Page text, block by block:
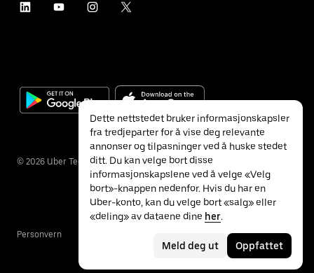
© 2026 Uber Technologies Inc.
Personvern
Dette nettstedet bruker informasjonskapsler
fra tredjeparter for å vise deg relevante
annonser og tilpasninger ved å huske stedet
ditt. Du kan velge bort disse
informasjonskapslene ved å velge «Velg
bort»-knappen nedenfor. Hvis du har en
Uber-konto, kan du velge bort «salg» eller
«deling» av dataene dine her.
Meld deg ut Oppfattet